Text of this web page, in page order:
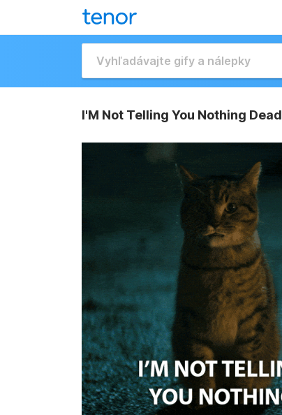
I'M Not Telling You Nothing